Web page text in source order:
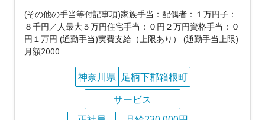
(その他の手当等付記事項)家族手当：配偶者：１万円子：
８千円／人最大５万円住宅手当：０円２万円資格手当：０
円１万円 (通勤手当)実費支給（上限あり） (通勤手当上限)
月額2000
神奈川県 足柄下郡箱根町
サービス